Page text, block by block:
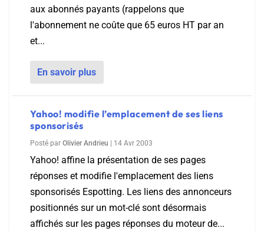
aux abonnés payants (rappelons que
l'abonnement ne coûte que 65 euros HT par an
et...
En savoir plus
Yahoo! modifie l’emplacement de ses liens
sponsorisés
Posté par Olivier Andrieu 14 Avr 2003
Yahoo! affine la présentation de ses pages
réponses et modifie l'emplacement des liens
sponsorisés Espotting. Les liens des annonceurs
positionnés sur un mot-clé sont désormais
affichés sur les pages réponses du moteur de...